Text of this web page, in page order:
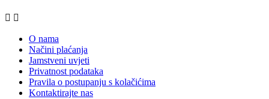
 
O nama
Načini plaćanja
Jamstveni uvjeti
Privatnost podataka
Pravila o postupanju s kolačićima
Kontaktirajte nas